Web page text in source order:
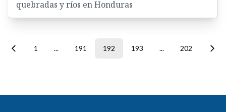
quebradas y ríos en Honduras
1 ... 191 192 193 ... 202